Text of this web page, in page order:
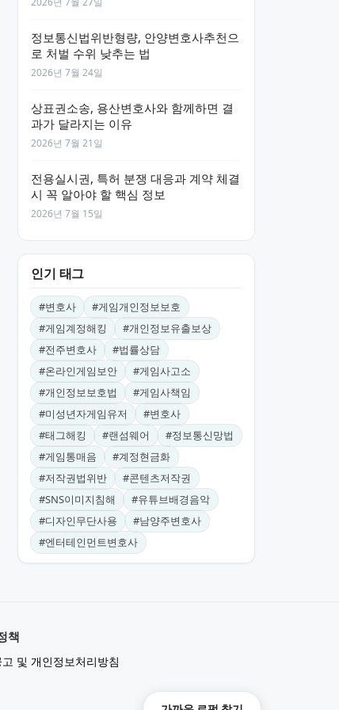
정보통신법위반형량, 안양변호사추천으
로 처벌 수위 낮추는 법
2026년 7월 24일
상표권소송, 용산변호사와 함께하면 결
과가 달라지는 이유
2026년 7월 21일
전용실시권, 특허 분쟁 대응과 계약 체결
시 꼭 알아야 할 핵심 정보
2026년 7월 15일
인기 태그
#변호사 #게임개인정보보호
#게임계정해킹 #개인정보유출보상
#전주변호사 #법률상담
#온라인게임보안 #게임사고소
#개인정보보호법 #게임사책임
#미성년자게임유저 #변호사
#태그해킹 #랜섬웨어 #정보통신망법
#게임통매음 #계정현금화
#저작권법위반 #콘텐츠저작권
#SNS이미지침해 #유튜브배경음악
#디자인무단사용 #남양주변호사
#엔터테인먼트변호사
책
및 개인정보처리방침